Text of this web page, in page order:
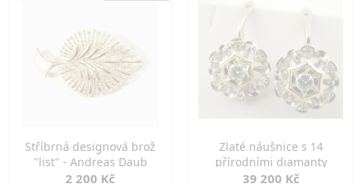
Stříbrná designová brož
"list" - Andreas Daub
2 200 Kč
Zlaté náušnice s 14
přírodními diamanty
39 200 Kč